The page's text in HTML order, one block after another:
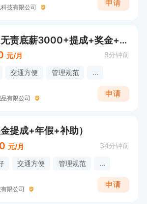
技有限公司
申请
办公室客服（无责底薪3000+提成+奖金+工龄工资）
元/月 8分钟前
交通方便 管理规范 ...
有限公司
申请
提成+年假+补助）
元/月 34分钟前
交通方便 管理规范 ...
限公司
申请